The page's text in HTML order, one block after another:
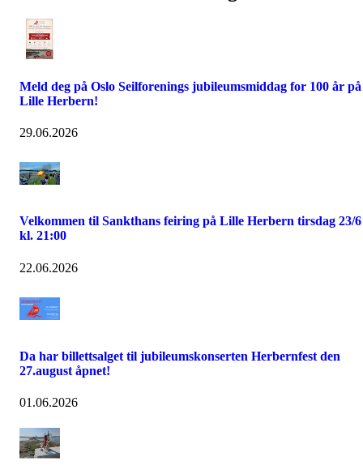
Meld deg på Oslo Seilforenings jubileumsmiddag for 100 år på
Lille Herbern!
29.06.2026
Velkommen til Sankthans feiring på Lille Herbern tirsdag 23/6
kl. 21:00
22.06.2026
Da har billettsalget til jubileumskonserten Herbernfest den
27.august åpnet!
01.06.2026